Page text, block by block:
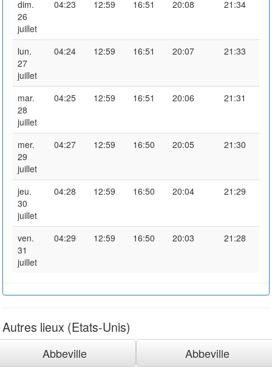
dim.
26
juillet
04:23 12:59 16:51 20:08 21:34
lun.
27
juillet
04:24 12:59 16:51 20:07 21:33
mar.
28
juillet
04:25 12:59 16:51 20:06 21:31
mer.
29
juillet
04:27 12:59 16:50 20:05 21:30
jeu.
30
juillet
04:28 12:59 16:50 20:04 21:29
ven.
31
juillet
04:29 12:59 16:50 20:03 21:28
Autres lieux (Etats-Unis)
Abbeville
Abbeville